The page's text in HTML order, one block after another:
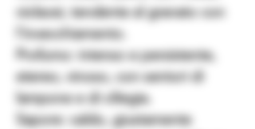
violacei, tendente al granato con
l’invecchiamento.
Profumo: intenso e persistente,
etereo, vinoso, con sentori di
lampone e di ciliegia.
Sapore: caldo, giustamente